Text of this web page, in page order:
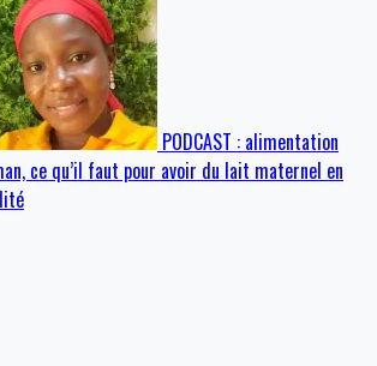
PODCAST : alimentation
ce qu’il faut pour avoir du lait maternel en